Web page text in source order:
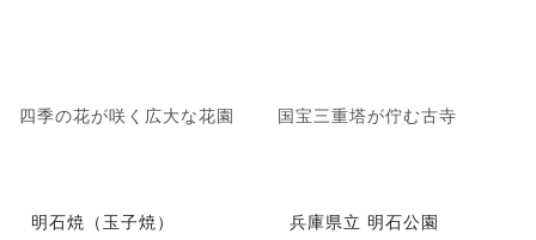
四季の花が咲く広大な花園 国宝三重塔が佇む古寺
明石焼（玉子焼） 兵庫県立 明石公園